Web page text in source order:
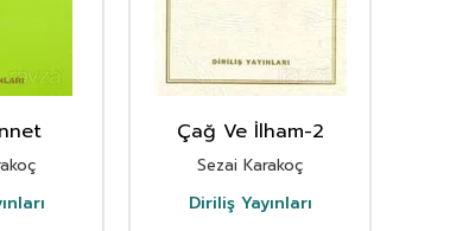
Çağ Ve İlham-2
Sezai Karakoç
Diriliş Yayınları